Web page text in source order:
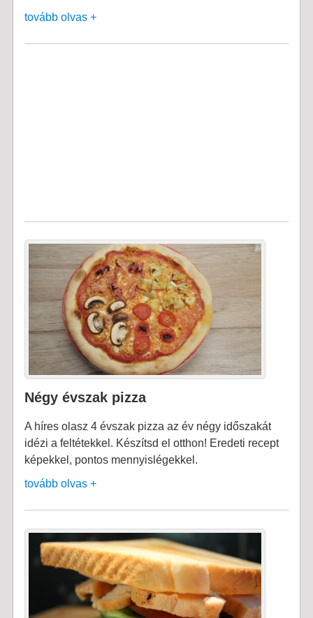
tovább olvas +
Négy évszak pizza
A híres olasz 4 évszak pizza az év négy időszakát
idézi a feltétekkel. Készítsd el otthon! Eredeti recept
képekkel, pontos mennyislégekkel.
tovább olvas +